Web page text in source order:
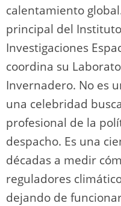
calentamiento
principal del
Investigaciones
coordina su
Invernadero. No es
una celebridad
profesional de la
despacho. Es una
décadas a medir
reguladores
dejando de